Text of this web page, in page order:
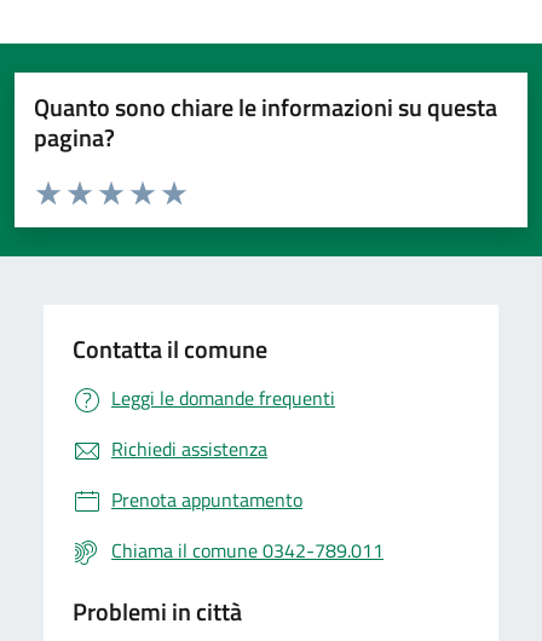
Quanto sono chiare le informazioni su questa
pagina?
Valuta da 1 a 5 stelle la pagina
Valuta 5 stelle su 5
Valuta 4 stelle su 5
Valuta 3 stelle su 5
Valuta 2 stelle su 5
Valuta 1 stelle su 5
Contatta il comune
Leggi le domande frequenti
Richiedi assistenza
Prenota appuntamento
Chiama il comune 0342-789.011
Problemi in città